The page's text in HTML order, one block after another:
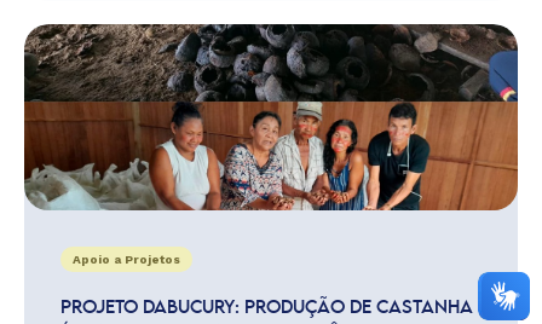
Apoio a Projetos
PROJETO DABUCURY: PRODUÇÃO DE CASTANHA